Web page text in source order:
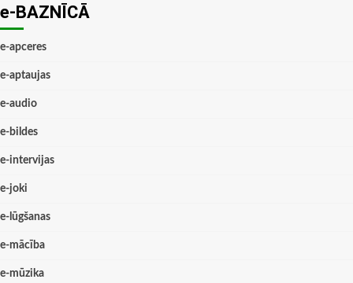
e-BAZNĪCĀ
e-apceres
e-aptaujas
e-audio
e-bildes
e-intervijas
e-joki
e-lūgšanas
e-mācība
e-mūzika